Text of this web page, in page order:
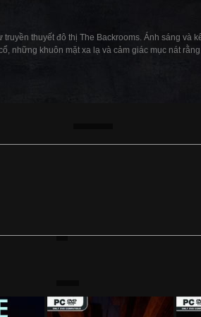
thuyết đô thị The Backrooms. Ánh sáng và
những khuôn mặt xa lạ và cảm giác mục nát